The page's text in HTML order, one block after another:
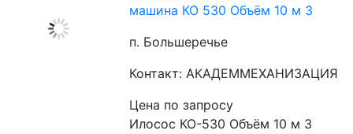
машина КО 530 Объём 10 м 3
п. Большеречье
Контакт: АКАДЕММЕХАНИЗАЦИЯ
Цена по запросу
Илосос КО-530 Объём 10 м 3